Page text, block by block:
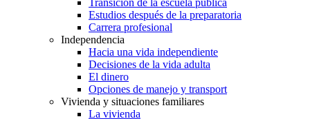
Estudios después de la preparatoria
Carrera profesional
Independencia
Hacia una vida independiente
Decisiones de la vida adulta
El dinero
Opciones de manejo y transport
Vivienda y situaciones familiares
La vivienda